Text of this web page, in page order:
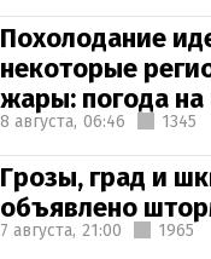
Похолодание
некоторые
жары: погода на
8 августа, 06:46 1345
Грозы, град и
объявлено
7 августа, 21:00 1965